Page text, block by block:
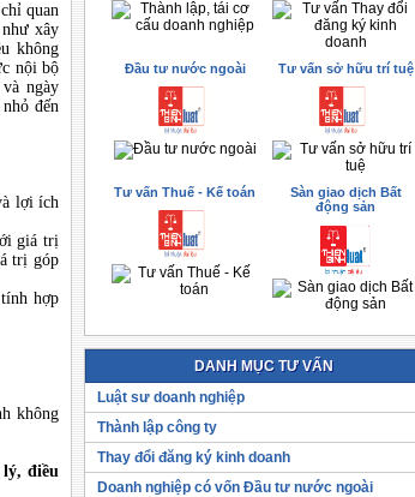
quan
xây
không
nội bộ
ngày
đến
lợi ích
giá trị
trị góp
hợp
không
lý, điều
Đầu tư nước ngoài Tư vấn sở hữu trí tuệ
Tư vấn Thuế - Kế toán
Sàn giao dịch Bất
động sản
DANH MỤC TƯ VẤN
Luật sư doanh nghiệp
Thành lập công ty
Thay đổi đăng ký kinh doanh
Doanh nghiệp có vốn Đầu tư nước ngoài